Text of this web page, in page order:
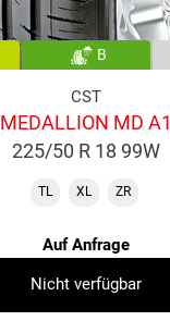
B
CST
MEDALLION MD A1
225/50 R 18 99W
TL XL ZR
Auf Anfrage
Nicht verfügbar